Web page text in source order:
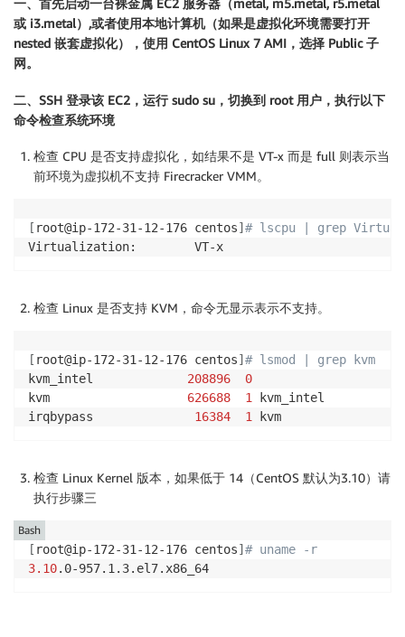
一、首先启动一台裸金属 EC2 服务器（metal, m5.metal, r5.metal
或 i3.metal）,或者使用本地计算机（如果是虚拟化环境需要打开
nested 嵌套虚拟化），使用 CentOS Linux 7 AMI，选择 Public 子
网。
二、SSH 登录该 EC2，运行 sudo su，切换到 root 用户，执行以下
命令检查系统环境
检查 CPU 是否支持虚拟化，如结果不是 VT-x 而是 full 则表示当
前环境为虚拟机不支持 Firecracker VMM。
[ root@ip-172-31-12-176 centos] # lscpu | grep
Virtualization:        VT-x
检查 Linux 是否支持 KVM，命令无显示表示不支持。
[ root@ip-172-31-12-176 centos] # lsmod | grep kvm
kvm_intel 208896
0
kvm 626688 1 kvm_intel
irqbypass 16384 1
检查 Linux Kernel 版本，如果低于 14（CentOS 默认为3.10）请
执行步骤三
[ root@ip-172-31-12-176 centos] # uname -r
3.10.0-957.1.3.el7.x86_64
Bash